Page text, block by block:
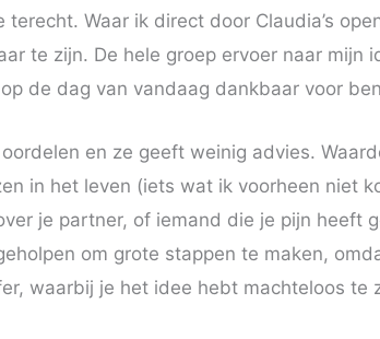
Waar ik direct door Claudia’s
te zijn. De hele groep ervoer naar mijn
de dag van vandaag dankbaar voor
en ze geeft weinig advies.
in het leven (iets wat ik voorheen niet
je partner, of iemand die je pijn heeft
om grote stappen te maken,
waarbij je het idee hebt machteloos te